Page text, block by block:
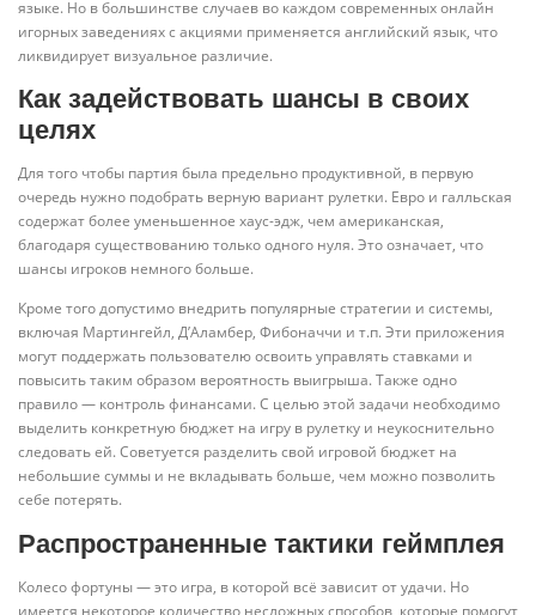
языке. Но в большинстве случаев во каждом современных онлайн
игорных заведениях с акциями применяется английский язык, что
ликвидирует визуальное различие.
Как задействовать шансы в своих
целях
Для того чтобы партия была предельно продуктивной, в первую
очередь нужно подобрать верную вариант рулетки. Евро и галльская
содержат более уменьшенное хаус-эдж, чем американская,
благодаря существованию только одного нуля. Это означает, что
шансы игроков немного больше.
Кроме того допустимо внедрить популярные стратегии и системы,
включая Мартингейл, Д’Аламбер, Фибоначчи и т.п. Эти приложения
могут поддержать пользователю освоить управлять ставками и
повысить таким образом вероятность выигрыша. Также одно
правило — контроль финансами. С целью этой задачи необходимо
выделить конкретную бюджет на игру в рулетку и неукоснительно
следовать ей. Советуется разделить свой игровой бюджет на
небольшие суммы и не вкладывать больше, чем можно позволить
себе потерять.
Распространенные тактики геймплея
Колесо фортуны — это игра, в которой всё зависит от удачи. Но
имеется некоторое количество несложных способов, которые помогут